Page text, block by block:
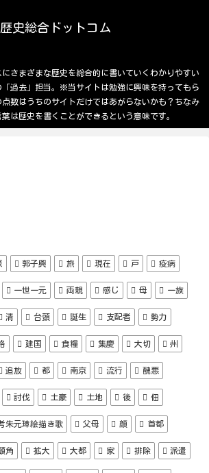
歴史総合ドットコム
さまざまな歴史を総合的に書いていくわかりやすい
「過去」担当。※当サイトは勉強に興味を持ってもら
数はうちのサイトだけではあがらないかも？ちなみ
は歴史を書くことができるという意味です。
郭子興 旅 現在 戸 疫病
一世一元 両親 感じ 母 一族
清 台頭 誕生 支配者 勢力
建国 食糧 集慶 大切 州
追放 都 南京 流行 醜悪
討伐 土豪 土地 後 佃
朱元璋絵描き歌 父母 顔 首都
角 拡大 大都 家 排除 派遣